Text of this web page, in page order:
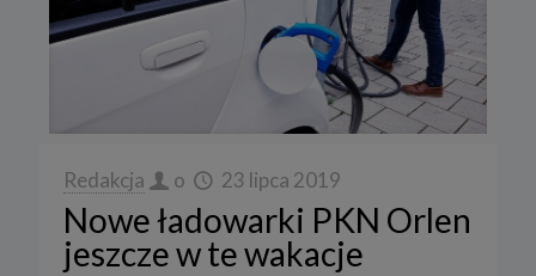
Redakcja o 23 lipca 2019
Nowe ładowarki PKN Orlen
jeszcze w te wakacje